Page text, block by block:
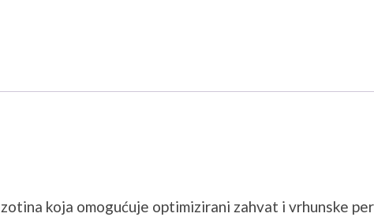
koja omogućuje optimizirani zahvat i vrhunske